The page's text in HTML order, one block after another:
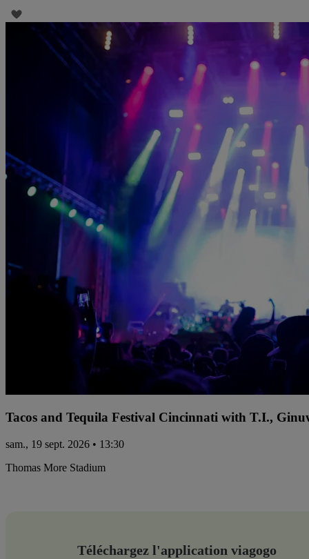
Tacos and Tequila Festival Cincinnati with T.I.,
sam., 19 sept. 2026 • 13:30
Thomas More Stadium
Téléchargez l'application viagogo